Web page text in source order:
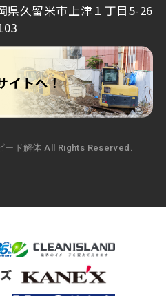
久留米市上津１丁目5-26
ド解体 All Rights Reserved.